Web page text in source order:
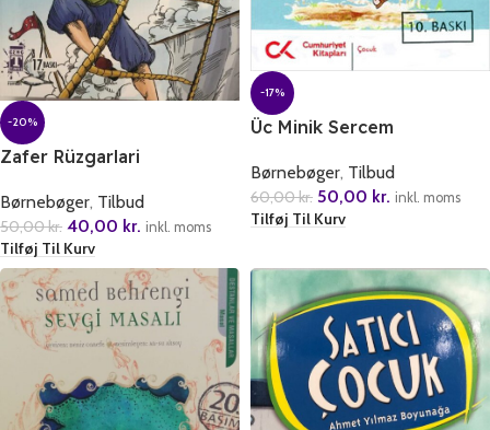
-20%
Zafer Rüzgarlari
Børnebøger, Tilbud
50,00kr. 40,00 kr. inkl. moms
Tilføj Til Kurv
-17%
Üc Minik Sercem
Børnebøger, Tilbud
60,00kr. 50,00 kr. inkl. moms
Tilføj Til Kurv